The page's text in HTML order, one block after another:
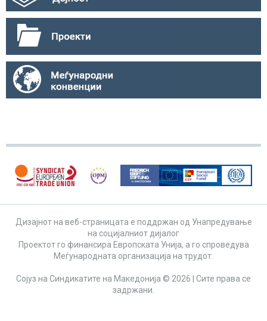
Дизајнот на веб-страницата е поддржан од Унапредување
на социјалниот дијалог
Проектот го финансира Европската Унија, а го спроведува
Меѓународната организација на трудот.
Сојуз на Синдикатите на Македонија © 2026 | Сите права се
задржани.